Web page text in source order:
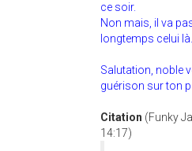
ce soir.
Non mais, il va
longtemps celui là.
Salutation, noble
guérison sur ton
Citation (Funky
14:17)